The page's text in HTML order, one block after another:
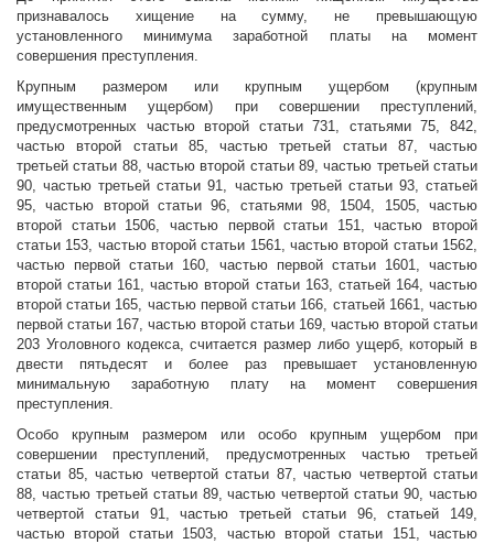
признавалось хищение на сумму, не превышающую
установленного минимума заработной платы на момент
совершения преступления.
Крупным размером или крупным ущербом (крупным
имущественным ущербом) при совершении преступлений,
предусмотренных частью второй статьи 731, статьями 75, 842,
частью второй статьи 85, частью третьей статьи 87, частью
третьей статьи 88, частью второй статьи 89, частью третьей статьи
90, частью третьей статьи 91, частью третьей статьи 93, статьей
95, частью второй статьи 96, статьями 98, 1504, 1505, частью
второй статьи 1506, частью первой статьи 151, частью второй
статьи 153, частью второй статьи 1561, частью второй статьи 1562,
частью первой статьи 160, частью первой статьи 1601, частью
второй статьи 161, частью второй статьи 163, статьей 164, частью
второй статьи 165, частью первой статьи 166, статьей 1661, частью
первой статьи 167, частью второй статьи 169, частью второй статьи
203 Уголовного кодекса, считается размер либо ущерб, который в
двести пятьдесят и более раз превышает установленную
минимальную заработную плату на момент совершения
преступления.
Особо крупным размером или особо крупным ущербом при
совершении преступлений, предусмотренных частью третьей
статьи 85, частью четвертой статьи 87, частью четвертой статьи
88, частью третьей статьи 89, частью четвертой статьи 90, частью
четвертой статьи 91, частью третьей статьи 96, статьей 149,
частью второй статьи 1503, частью второй статьи 151, частью